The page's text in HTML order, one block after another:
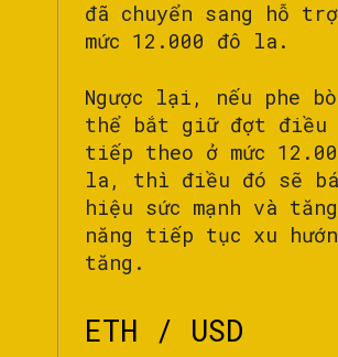
đã chuyển sang hỗ
mức 12.000 đô la.
Ngược lại, nếu phe
thể bắt giữ đợt điều
tiếp theo ở mức
la, thì điều đó sẽ
hiệu sức mạnh và
năng tiếp tục xu
tăng.
ETH / USD